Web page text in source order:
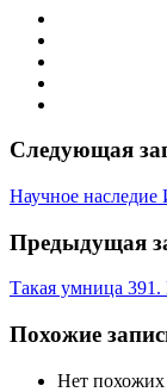
Следующая
Научное наследие
Предыдущая
Такая умница
Похожие
Нет похожих